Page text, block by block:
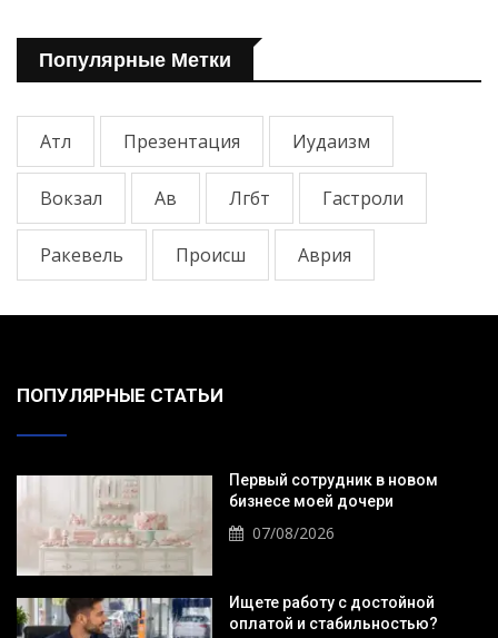
Популярные Метки
Атл Презентация Иудаизм
Вокзал Ав Лгбт Гастроли
Ракевель Происш Аврия
ПОПУЛЯРНЫЕ СТАТЬИ
Первый сотрудник в новом
бизнесе моей дочери
07/08/2026
Ищете работу с достойной
оплатой и стабильностью?